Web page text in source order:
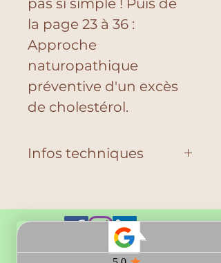
pas si simple ! Puis de
la page 23 à 36 :
Approche
naturopathique
préventive d'un excès
de cholestérol.
Infos techniques
Taille du fichier 1,23 Mo
En cas de problème